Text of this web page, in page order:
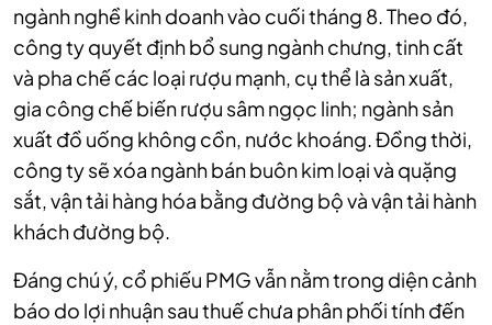
ngành nghề kinh doanh vào cuối tháng 8. Theo đó,
công ty quyết định bổ sung ngành chưng, tinh cất
và pha chế các loại rượu mạnh, cụ thể là sản xuất,
gia công chế biến rượu sâm ngọc linh; ngành sản
xuất đồ uống không cồn, nước khoáng. Đồng thời,
công ty sẽ xóa ngành bán buôn kim loại và quặng
sắt, vận tải hàng hóa bằng đường bộ và vận tải hành
khách đường bộ.
Đáng chú ý, cổ phiếu PMG vẫn nằm trong diện cảnh
báo do lợi nhuận sau thuế chưa phân phối tính đến